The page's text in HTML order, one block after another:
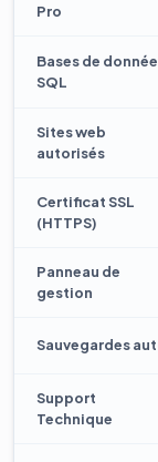
Pro
Bases de
SQL
Sites web
autorisés
Certificat SSL
(HTTPS)
Panneau de
gestion
Sauvegardes
Support
Technique